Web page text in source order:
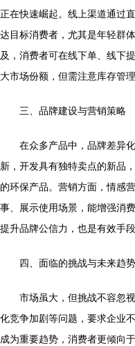
正在快速崛起。线上渠道通过
达目标消费者，尤其是年轻群
及，消费者可在线下单、线下
大市场份额，但需注意库存管理
三、品牌建设与营销策略
在众多产品中，品牌差异
新，开发具有独特卖点的新品
的环保产品。营销方面，情感
事、展示使用场景，能增强消
提升品牌公信力，也是有效手段
四、面临的挑战与未来趋势
市场虽大，但挑战不容忽
化竞争加剧等问题，要求企业
成为重要趋势，消费者更倾向